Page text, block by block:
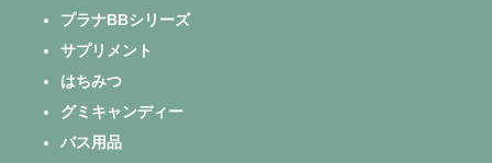
プラナBBシリーズ
サプリメント
はちみつ
グミキャンディー
バス用品